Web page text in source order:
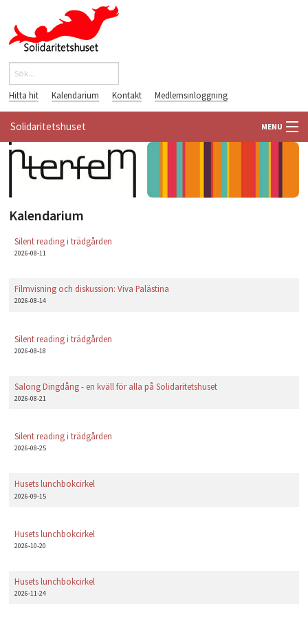
Hoppa till huvudinnehåll
Sökformulär
Hitta hit Kalendarium Kontakt Medlemsinloggning
Solidaritetshuset MENU
HEM
VÄRLDSBIBLIOTEKET
PÅ GÅNG
Kalendarium
Silent reading i trädgården
2026-08-11
Filmvisning och diskussion: Viva Palästina
2026-08-14
Silent reading i trädgården
2026-08-18
Salong Dingdång - en kväll för alla på Solidaritetshuset
2026-08-21
Silent reading i trädgården
2026-08-25
Husets lunchbokcirkel
2026-09-15
Husets lunchbokcirkel
2026-10-20
Husets lunchbokcirkel
2026-11-24